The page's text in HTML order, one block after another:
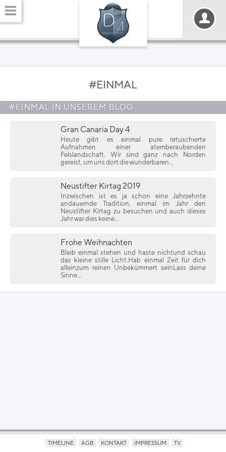
#EINMAL
#EINMAL IN UNSEREM BLOG
Gran Canaria Day 4
Heute gibt es einmal pure retuschierte
Aufnahmen einer atemberaubenden
Felslandschaft. Wir sind ganz nach Norden
gereist, um uns dort die wunderbaren...
Neustifter Kirtag 2019
Inzwischen ist es ja schon eine Jahrzehnte
andauernde Tradition, einmal im Jahr den
Neustifter Kirtag zu besuchen und auch dieses
Jahr war dies keine...
Frohe Weihnachten
Bleib einmal stehen und haste nichtund schau
das kleine stille Licht.Hab einmal Zeit für dich
alleinzum reinen Unbekümmert seinLass deine
Sinne...
TIMELINE AGB KONTAKT IMPRESSUM TV